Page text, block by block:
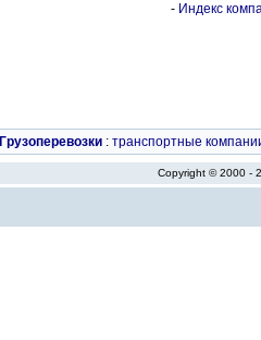
- Индекс
Грузоперевозки : транспортные
Copyright © 2000 -